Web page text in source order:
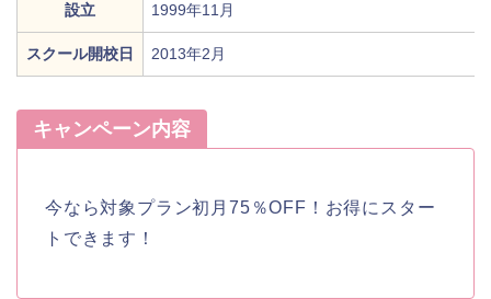
設立 1999年11月
スクール開校日 2013年2月
キャンペーン内容
今なら対象プラン初月75％OFF！お得にスター
トできます！